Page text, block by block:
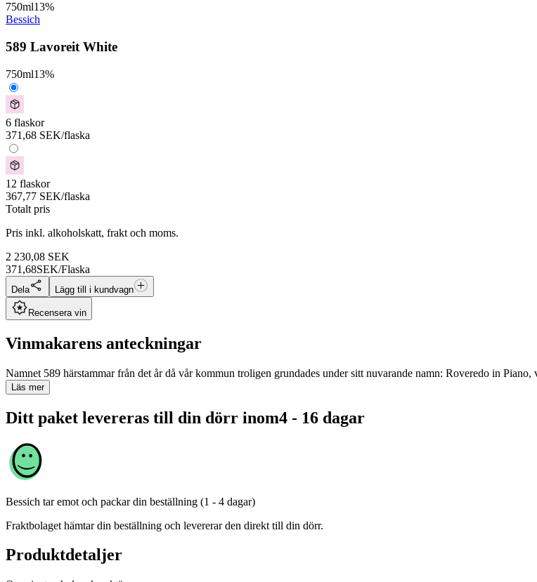
750ml13%
Bessich
589 Lavoreit White
750ml13%
6 flaskor
371,68 SEK/flaska
12 flaskor
367,77 SEK/flaska
Totalt pris
Pris inkl. alkoholskatt, frakt och moms.
2 230,08 SEK
371,68SEK/Flaska
Dela Lägg till i kundvagn
Recensera vin
Vinmakarens anteckningar
Namnet 589 härstammar från det år då vår kommun troligen grundades under sitt nuvarande namn: Roveredo in
Läs mer
Ditt paket levereras till din dörr inom4 - 16 dagar
Bessich tar emot och packar din beställning (1 - 4 dagar)
Fraktbolaget hämtar din beställning och levererar den direkt till din dörr.
Produktdetaljer